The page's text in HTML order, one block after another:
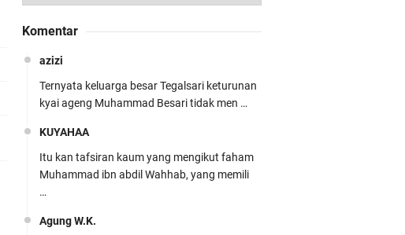
Komentar
azizi
Ternyata keluarga besar Tegalsari keturunan
kyai ageng Muhammad Besari tidak men …
KUYAHAA
Itu kan tafsiran kaum yang mengikut faham
Muhammad ibn abdil Wahhab, yang memili
…
Agung W.K.